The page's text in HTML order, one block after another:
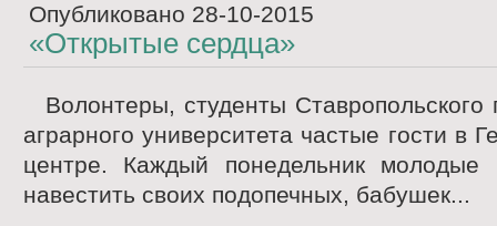
Опубликовано 28-10-2015
«Открытые сердца»
Волонтеры, студенты Ставропольского
аграрного университета частые гости в
центре. Каждый понедельник молодые
навестить своих подопечных, бабушек...